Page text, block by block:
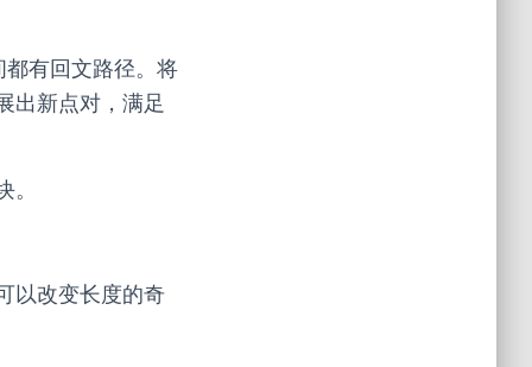
都有回文路径。将
出新点对，满足
以改变长度的奇